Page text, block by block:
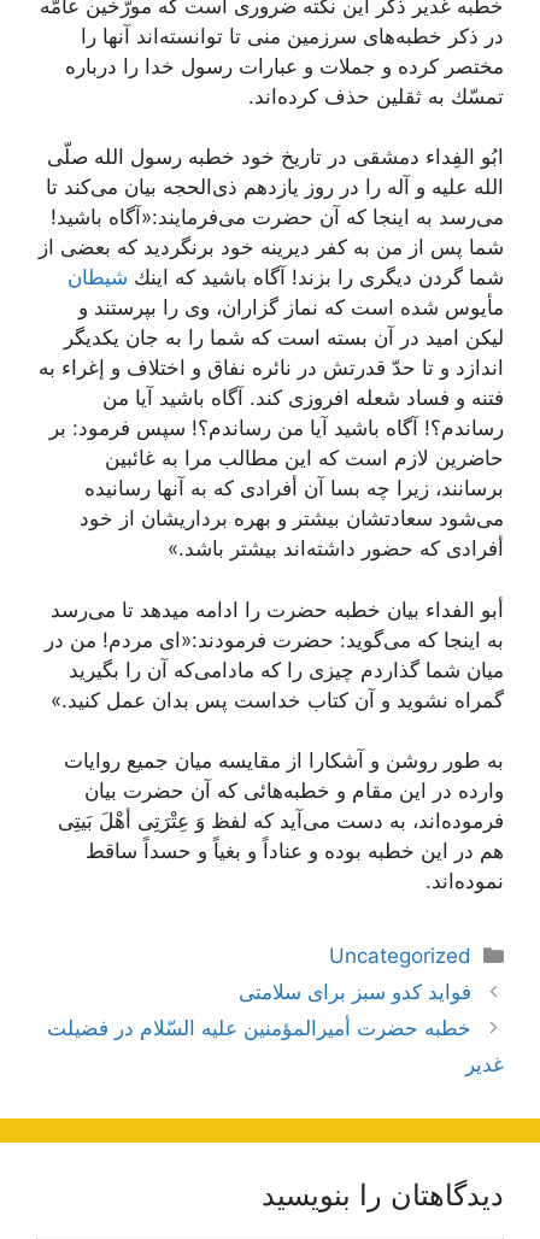
خطبه غدیر ذكر این نكته ضرورى است كه مورّخین عامّه
در ذكر خطبه‌هاى سرزمین منى تا توانسته‌اند آنها را
مختصر كرده و جملات و عبارات رسول خدا را درباره
تمسّك به ثقلین حذف كرده‌اند.
ابُو الفِداء دمشقى در تاریخ خود خطبه رسول الله صلّى
الله علیه و آله را در روز یازدهم ذى‌الحجه بیان مى‌كند تا
مى‌رسد به اینجا كه آن حضرت مى‌فرمایند:«آگاه باشید!
شما پس از من به كفر دیرینه خود برنگردید كه بعضى از
شما گردن دیگرى را بزند! آگاه باشید كه اینك شیطان
مأیوس شده است كه نماز گزاران، وى را بپرستند و
لیكن امید در آن بسته است كه شما را به جان یكدیگر
اندازد و تا حدّ قدرتش در نائره نفاق و اختلاف و إغراء به
فتنه و فساد شعله افروزى كند. آگاه باشید آیا من
رساندم؟! آگاه باشید آیا من رساندم؟! سپس فرمود: بر
حاضرین لازم است كه این مطالب مرا به غائبین
برسانند، زیرا چه بسا آن أفرادى كه به آنها رسانیده
مى‌شود سعادتشان بیشتر و بهره برداریشان از خود
أفرادى كه حضور داشته‌اند بیشتر باشد.»
أبو الفداء بیان خطبه حضرت را ادامه میدهد تا مى‌رسد
به اینجا كه مى‌گوید: حضرت فرمودند:«اى مردم! من در
میان شما گذاردم چیزى را كه مادامى‌كه آن را بگیرید
گمراه نشوید و آن كتاب خداست پس بدان عمل كنید.»
به طور روشن و آشكارا از مقایسه میان جمیع روایات
وارده در این مقام و خطبه‌هائى كه آن حضرت بیان
فرموده‌اند، به دست مى‌آید كه لفظ وَ عِتْرَتِى أهْلَ بَیتِى
هم در این خطبه بوده و عناداً و بغیاً و حسداً ساقط
نموده‌اند.
دسته‌ها
Uncategorized
ناوبری
نوشته‌ها
فواید کدو سبز برای سلامتی
خطبه حضرت أمیرالمؤمنین علیه السّلام در فضیلت
غدیر
دیدگاهتان را بنویسید